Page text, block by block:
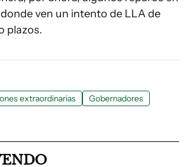
ven un intento de LLA de
plazos.
extraordinarias
Gobernadores